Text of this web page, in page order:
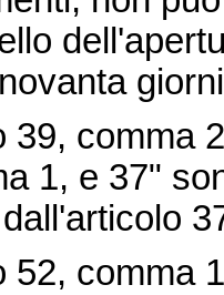
comma
1, e 37"
comma